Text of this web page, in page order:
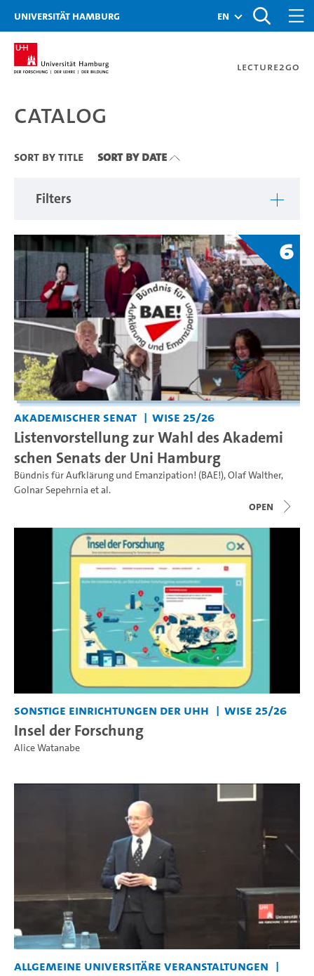
Zu den Filtern
Zur Metanavigation
Zur Hauptnavigation
Zur Suche
Zum Inhalt
Zum Seitenfuss
Universität Hamburg en
Lecture2Go
Catalog
Catalog
Sort By Title Sort By Date
Filters
6
Akademischer Senat WiSe 25/26
Listenvorstellung zur Wahl des Akademi
schen Senats der Uni Hamburg
Bündnis für Aufklärung und Emanzipation! (BAE!),Olaf Walther,
Golnar Sepehrnia et al.
open
Sonstige Einrichtungen der UHH WiSe 25/26
Insel der Forschung
Alice Watanabe
Allgemeine universitäre Veranstaltungen